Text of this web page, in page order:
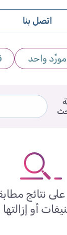
اتصل بنا
مورِّد واحد
على نتائج
أو